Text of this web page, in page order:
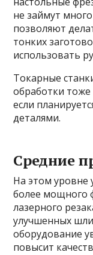
не займут
позволяют
тонких
использовать
Токарные
обработки
если
деталями.
Средние
На этом уровне
более мощного
лазерного
улучшенных
оборудование
повысит